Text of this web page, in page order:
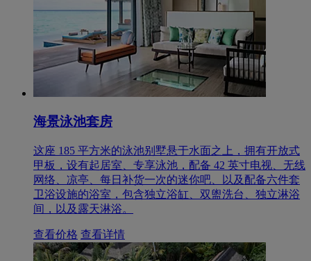
海景泳池套房
这座 185 平方米的泳池别墅悬于水面之上，拥有开放式
甲板，设有起居室、专享泳池，配备 42 英寸电视、无线
网络、凉亭、每日补货一次的迷你吧、以及配备六件套
卫浴设施的浴室，包含独立浴缸、双盥洗台、独立淋浴
间，以及露天淋浴。
查看价格 查看详情